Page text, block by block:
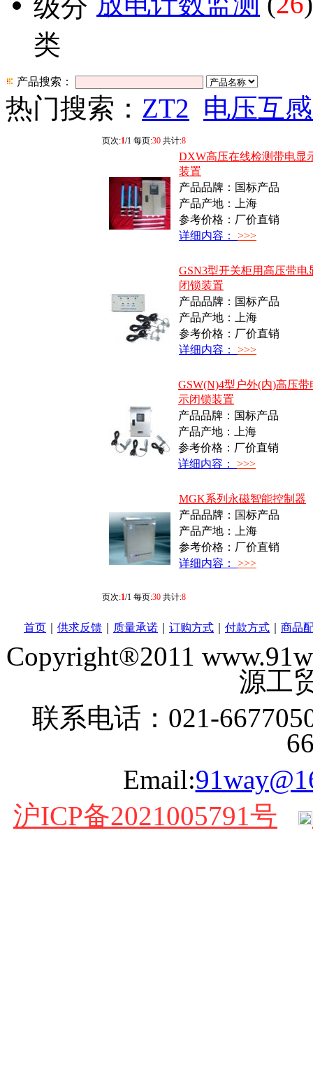
产品搜索：
热门搜索： ZT2 电压互
页次:1/1 每页:30 共计:8
DXW高压在线检测带电显
装置
产品品牌：国标产品
产品产地：上海
参考价格：厂价直销
详细内容： >>>
GSN3型开关柜用高压带电
闭锁装置
产品品牌：国标产品
产品产地：上海
参考价格：厂价直销
详细内容： >>>
GSW(N)4型户外(内)高压带
示闭锁装置
产品品牌：国标产品
产品产地：上海
参考价格：厂价直销
详细内容： >>>
MGK系列永磁智能控制器
产品品牌：国标产品
产品产地：上海
参考价格：厂价直销
详细内容： >>>
页次:1/1 每页:30 共计:8
首页 供求反馈 质量承诺 订购方式 付款方式 商品
Copyright®2011
源工
联系电话：021-
Email:
沪ICP备2021005791号